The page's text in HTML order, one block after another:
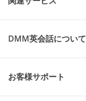
DMM英会話について
お客様サポート